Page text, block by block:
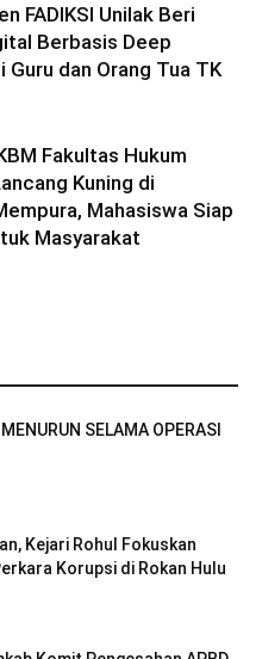
FADIKSI Unilak Beri
Berbasis Deep
Guru dan Orang Tua TK
Fakultas Hukum
Kuning di
Mahasiswa Siap
Masyarakat
SELAMA OPERASI
Kejari Rohul Fokuskan
Korupsi di Rokan Hulu